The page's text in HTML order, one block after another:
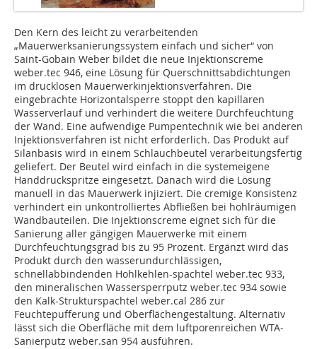
Den Kern des leicht zu verarbeitenden
„Mauerwerksanierungssystem einfach und sicher“ von
Saint-Gobain Weber bildet die neue Injektionscreme
weber.tec 946, eine Lösung für Querschnittsabdichtungen
im drucklosen Mauerwerkinjektionsverfahren. Die
eingebrachte Horizontalsperre stoppt den kapillaren
Wasserverlauf und verhindert die weitere Durchfeuchtung
der Wand. Eine aufwendige Pumpentechnik wie bei anderen
Injektionsverfahren ist nicht erforderlich. Das Produkt auf
Silanbasis wird in einem Schlauchbeutel verarbeitungsfertig
geliefert. Der Beutel wird einfach in die systemeigene
Handdruckspritze eingesetzt. Danach wird die Lösung
manuell in das Mauerwerk injiziert. Die cremige Konsistenz
verhindert ein unkontrolliertes Abfließen bei hohlräumigen
Wandbauteilen. Die Injektionscreme eignet sich für die
Sanierung aller gängigen Mauerwerke mit einem
Durchfeuchtungsgrad bis zu 95 Prozent. Ergänzt wird das
Produkt durch den wasserundurchlässigen,
schnellabbindenden Hohlkehlen-spachtel weber.tec 933,
den mineralischen Wassersperrputz weber.tec 934 sowie
den Kalk-Strukturspachtel weber.cal 286 zur
Feuchtepufferung und Oberflächengestaltung. Alternativ
lässt sich die Oberfläche mit dem luftporenreichen WTA-
Sanierputz weber.san 954 ausführen.